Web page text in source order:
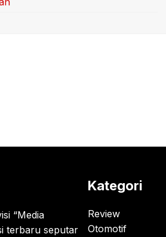
“Media
terbaru seputar
Kategori
Review
Otomotif